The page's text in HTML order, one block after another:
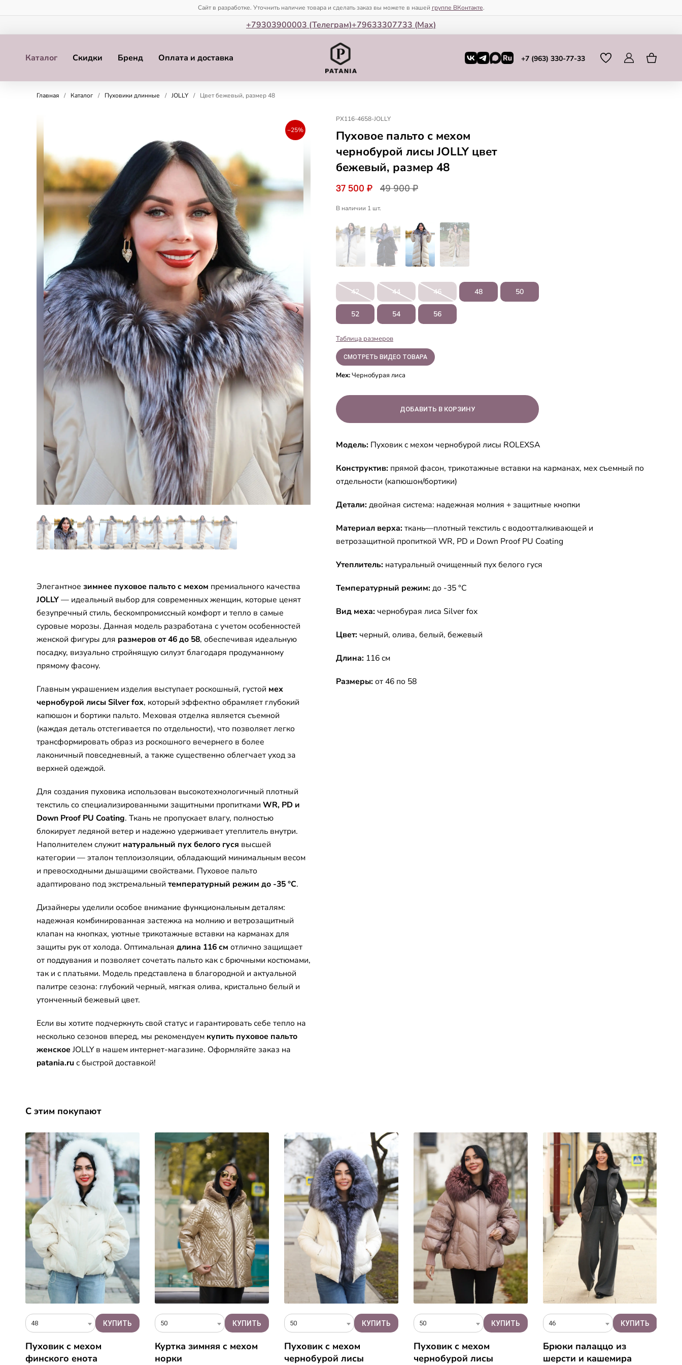
Сайт в разработке. Уточнить наличие товара и сделать заказ вы можете в нашей группе ВКонтакте.
+79303900003 (Телеграм)+79633307733 (Мax)
Каталог Скидки Бренд Оплата и доставка +7 (963) 330-77-33
Главная / Каталог / Пуховики длинные / JOLLY / Цвет бежевый, размер 48
−25%
Элегантное зимнее пуховое пальто с мехом премиального качества
JOLLY— идеальный выбор для современных женщин, которые ценят
безупречный стиль, бескомпромиссный комфорт и тепло в самые
суровые морозы. Данная модель разработана с учетом особенностей
женской фигуры для размеров от 46 до 58, обеспечивая идеальную
посадку, визуально стройнящую силуэт благодаря продуманному
прямому фасону.
Главным украшением изделия выступает роскошный, густой мех
чернобурой лисы Silver fox, который эффектно обрамляет глубокий
капюшон и бортики пальто. Меховая отделка является съемной
(каждая деталь отстегивается по отдельности), что позволяет легко
трансформировать образ из роскошного вечернего в более
лаконичный повседневный, а также существенно облегчает уход за
верхней одеждой.
Для создания пуховика использован высокотехнологичный плотный
текстиль со специализированными защитными пропитками WR, PD и
Down Proof PU Coating. Ткань не пропускает влагу, полностью
блокирует ледяной ветер и надежно удерживает утеплитель внутри.
Наполнителем служит натуральный пух белого гуся высшей
категории — эталон теплоизоляции, обладающий минимальным весом
и превосходными дышащими свойствами. Пуховое пальто
адаптировано под экстремальный температурный режим до -35 °C.
Дизайнеры уделили особое внимание функциональным деталям:
надежная комбинированная застежка на молнию и ветрозащитный
клапан на кнопках, уютные трикотажные вставки на карманах для
защиты рук от холода. Оптимальная длина 116 см отлично защищает
от поддувания и позволяет сочетать пальто как с брючными костюмами,
так и с платьями. Модель представлена в благородной и актуальной
палитре сезона: глубокий черный, мягкая олива, кристально белый и
утонченный бежевый цвет.
Если вы хотите подчеркнуть свой статус и гарантировать себе тепло на
несколько сезонов вперед, мы рекомендуем купить пуховое пальто
женскоеJOLLY в нашем интернет-магазине. Оформляйте заказ на
patania.ruс быстрой доставкой!
PX116-4658-JOLLY
Пуховое пальто с мехом
чернобурой лисы JOLLY цвет
бежевый, размер 48
37 500 ₽ 49 900 ₽
В наличии 1 шт.
42 44 46 48 50
52 54 56
Таблица размеров
СМОТРЕТЬ ВИДЕО ТОВАРА
Мех:Чернобурая лиса
Модель: Пуховик с мехом чернобурой лисы ROLEXSA
Конструктив: прямой фасон, трикотажные вставки на карманах, мех съемный по
отдельности (капюшон/бортики)
Детали: двойная система: надежная молния + защитные кнопки
Материал верха: ткань—плотный текстиль с водоотталкивающей и
ветрозащитной пропиткой WR, PD и Down Proof PU Coating
Утеплитель: натуральный очищенный пух белого гуся
Температурный режим: до -35 °C
Вид меха: чернобурая лиса Silver fox
Цвет: черный, олива, белый, бежевый
Длина: 116 см
Размеры: от 46 по 58
С этим покупают
48
Пуховик c мехом
финского енота
50
Куртка зимняя c мехом
норки
50
Пуховик c мехом
чернобурой лисы
50
Пуховик с мехом
чернобурой лисы
46
Брюки палаццо из
шерсти и кашемира